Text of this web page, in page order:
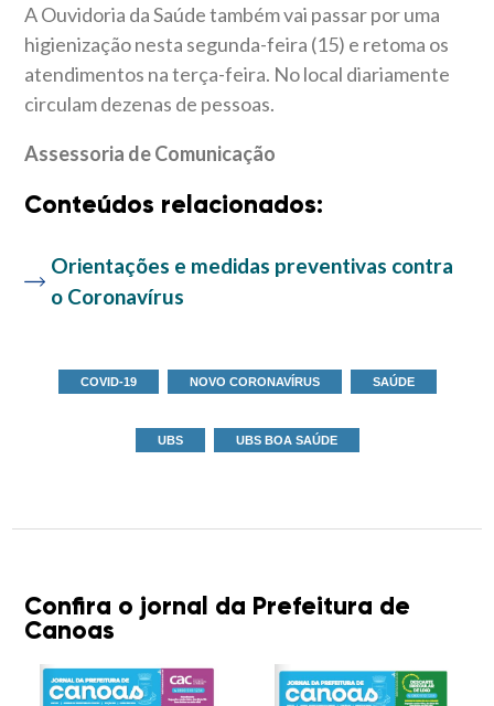
A Ouvidoria da Saúde também vai passar por uma
higienização nesta segunda-feira (15) e retoma os
atendimentos na terça-feira. No local diariamente
circulam dezenas de pessoas.
Assessoria de Comunicação
Conteúdos relacionados:
Orientações e medidas preventivas contra
o Coronavírus
COVID-19 NOVO CORONAVÍRUS SAÚDE
UBS UBS BOA SAÚDE
Confira o jornal da Prefeitura de
Canoas